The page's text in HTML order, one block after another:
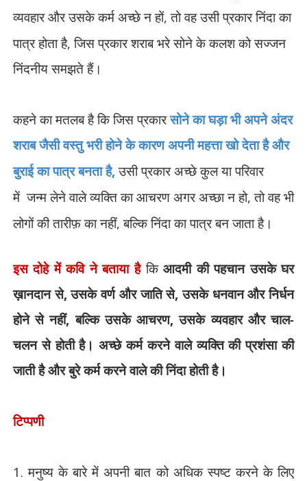
व्यवहार और उसके कर्म अच्छे न हों,तो वह उसी प्रकार निंदा का
पात्र होता है,जिस प्रकार शराब भरे सोने के कलश को सज्जन
निंदनीयसमझते हैं।
कहने का मतलब है किजिस प्रकारसोने का घड़ा भी अपने अंदर
शराब जैसी वस्तु भरी होने के कारण अपनी महत्ता खो देता है और
बुराई का पात्र बनता है, उसी प्रकार अच्छे कुल या परिवार
में जन्म लेने वाले व्यक्ति का आचरण अगर अच्छा न हो,तो वह भी
लोगों की तारीफ़ का नहीं,बल्कि निंदा का पात्र बन जाता है।
इस दोहे में कवि ने बताया हैकिआदमी की पहचान उसके घर
ख़ानदान से,उसके वर्ण और जाति से,उसके धनवान और निर्धन
होने से नहीं,बल्कि उसके आचरण,उसके व्यवहार और चाल-
चलन से होती है। अच्छे कर्म करने वाले व्यक्ति की प्रशंसा की
जाती है और बुरे कर्म करने वाले की निंदा होती है।
टिप्पणी
1.मनुष्य के बारे में अपनी बात को अधिक स्पष्ट करने के लिए